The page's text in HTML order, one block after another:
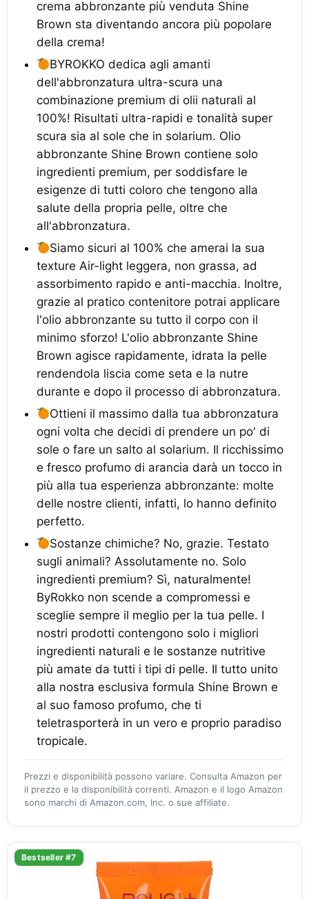
crema abbronzante più venduta Shine
Brown sta diventando ancora più popolare
della crema!
BYROKKO dedica agli amanti
dell'abbronzatura ultra-scura una
combinazione premium di olii naturali al
100%! Risultati ultra-rapidi e tonalità super
scura sia al sole che in solarium. Olio
abbronzante Shine Brown contiene solo
ingredienti premium, per soddisfare le
esigenze di tutti coloro che tengono alla
salute della propria pelle, oltre che
all'abbronzatura.
Siamo sicuri al 100% che amerai la sua
texture Air-light leggera, non grassa, ad
assorbimento rapido e anti-macchia. Inoltre,
grazie al pratico contenitore potrai applicare
l'olio abbronzante su tutto il corpo con il
minimo sforzo! L'olio abbronzante Shine
Brown agisce rapidamente, idrata la pelle
rendendola liscia come seta e la nutre
durante e dopo il processo di abbronzatura.
Ottieni il massimo dalla tua abbronzatura
ogni volta che decidi di prendere un po' di
sole o fare un salto al solarium. Il ricchissimo
e fresco profumo di arancia darà un tocco in
più alla tua esperienza abbronzante: molte
delle nostre clienti, infatti, lo hanno definito
perfetto.
Sostanze chimiche? No, grazie. Testato
sugli animali? Assolutamente no. Solo
ingredienti premium? Sì, naturalmente!
ByRokko non scende a compromessi e
sceglie sempre il meglio per la tua pelle. I
nostri prodotti contengono solo i migliori
ingredienti naturali e le sostanze nutritive
più amate da tutti i tipi di pelle. Il tutto unito
alla nostra esclusiva formula Shine Brown e
al suo famoso profumo, che ti
teletrasporterà in un vero e proprio paradiso
tropicale.
Prezzi e disponibilità possono variare. Consulta Amazon per
il prezzo e la disponibilità correnti. Amazon e il logo Amazon
sono marchi di Amazon.com, Inc. o sue affiliate.
Bestseller #7